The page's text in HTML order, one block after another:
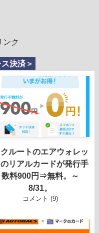
ンク
決済＞
クルートのエアウォレッ
のリアルカードが発行手
数料900円⇒無料。～
8/31。
コメント (9)